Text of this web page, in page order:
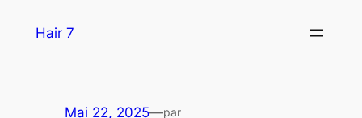
Hair 7
Mai 22, 2025—par